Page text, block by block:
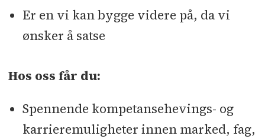
Er en vi kan bygge videre på, da vi
ønsker å satse
Hos oss får du:
Spennende kompetansehevings- og
karrieremuligheter innen marked, fag,